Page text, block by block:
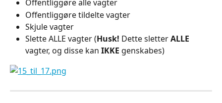
Offentliggøre alle vagter
Offentliggøre tildelte vagter
Skjule vagter
Slette ALLE vagter (Husk! Dette sletter ALLE
vagter, og disse kan IKKE genskabes)